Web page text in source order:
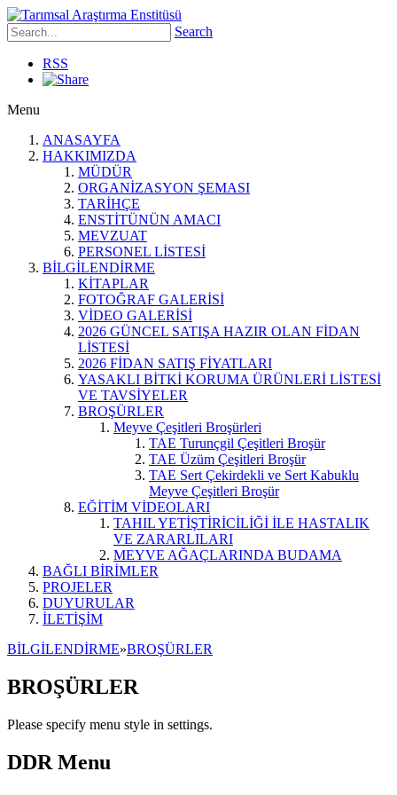
Search
RSS
Menu
ANASAYFA
HAKKIMIZDA
MÜDÜR
ORGANİZASYON ŞEMASI
TARİHÇE
ENSTİTÜNÜN AMACI
MEVZUAT
PERSONEL LİSTESİ
BİLGİLENDİRME
KİTAPLAR
FOTOĞRAF GALERİSİ
VİDEO GALERİSİ
2026 GÜNCEL SATIŞA HAZIR OLAN FİDAN
LİSTESİ
2026 FİDAN SATIŞ FİYATLARI
YASAKLI BİTKİ KORUMA ÜRÜNLERİ LİSTESİ
VE TAVSİYELER
BROŞÜRLER
Meyve Çeşitleri Broşürleri
TAE Turunçgil Çeşitleri Broşür
TAE Üzüm Çeşitleri Broşür
TAE Sert Çekirdekli ve Sert Kabuklu
Meyve Çeşitleri Broşür
EĞİTİM VİDEOLARI
TAHIL YETİŞTİRİCİLİĞİ İLE HASTALIK
VE ZARARLILARI
MEYVE AĞAÇLARINDA BUDAMA
BAĞLI BİRİMLER
PROJELER
DUYURULAR
İLETİŞİM
BİLGİLENDİRME»BROŞÜRLER
BROŞÜRLER
Please specify menu style in settings.
DDR Menu